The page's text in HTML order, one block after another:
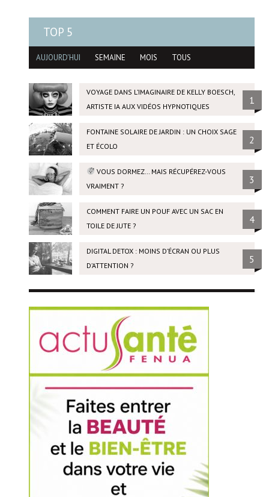
TOP 5
AUJOURD'HUI SEMAINE MOIS TOUS
VOYAGE DANS L’IMAGINAIRE DE KELLY BOESCH,
ARTISTE IA AUX VIDÉOS HYPNOTIQUES
1
FONTAINE SOLAIRE DE JARDIN : UN CHOIX SAGE
ET ÉCOLO
2
VOUS DORMEZ… MAIS RÉCUPÉREZ-VOUS
VRAIMENT ?
3
COMMENT FAIRE UN POUF AVEC UN SAC EN
TOILE DE JUTE ?
4
DIGITAL DETOX : MOINS D’ÉCRAN OU PLUS
D’ATTENTION ?
5